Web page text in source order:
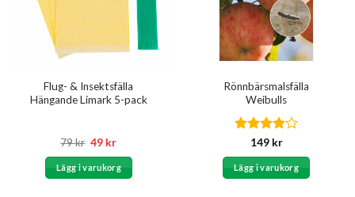
Flug- & Insektsfälla
Hängande Limark 5-pack
79kr Det
priset
var:
79 kr.
49 krDet
priset
är:
49 kr.
Lägg i varukorg
Rönnbärsmalsfälla
Weibulls
Betygsatt
4av 5
149 kr
Lägg i varukorg